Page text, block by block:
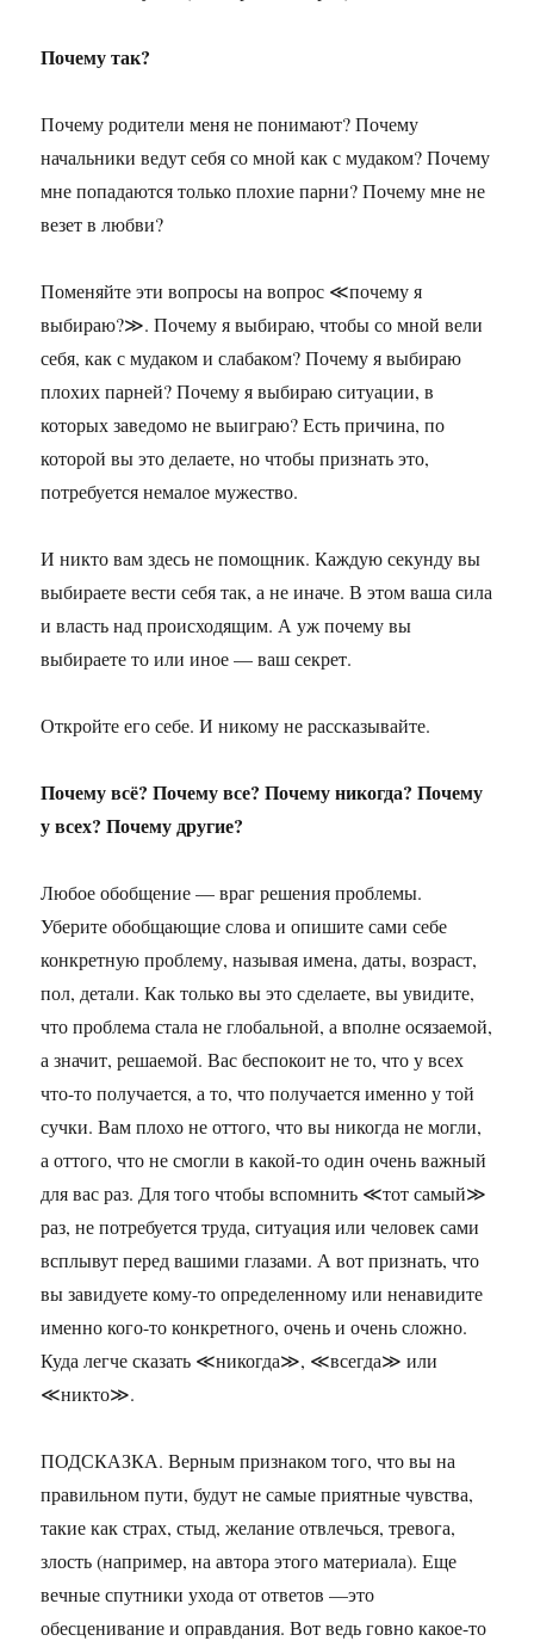
Почему так?
Почему родители меня не понимают? Почему
начальники ведут себя со мной как с мудаком? Почему
мне попадаются только плохие парни? Почему мне не
везет в любви?
Поменяйте эти вопросы на вопрос ≪почему я
выбираю?≫. Почему я выбираю, чтобы со мной вели
себя, как с мудаком и слабаком? Почему я выбираю
плохих парней? Почему я выбираю ситуации, в
которых заведомо не выиграю? Есть причина, по
которой вы это делаете, но чтобы признать это,
потребуется немалое мужество.
И никто вам здесь не помощник. Каждую секунду вы
выбираете вести себя так, а не иначе. В этом ваша сила
и власть над происходящим. А уж почему вы
выбираете то или иное — ваш секрет.
Откройте его себе. И никому не рассказывайте.
Почему всё? Почему все? Почему никогда? Почему
у всех? Почему другие?
Любое обобщение — враг решения проблемы.
Уберите обобщающие слова и опишите сами себе
конкретную проблему, называя имена, даты, возраст,
пол, детали. Как только вы это сделаете, вы увидите,
что проблема стала не глобальной, а вполне осязаемой,
а значит, решаемой. Вас беспокоит не то, что у всех
что-то получается, а то, что получается именно у той
сучки. Вам плохо не оттого, что вы никогда не могли,
а оттого, что не смогли в какой-то один очень важный
для вас раз. Для того чтобы вспомнить ≪тот самый≫
раз, не потребуется труда, ситуация или человек сами
всплывут перед вашими глазами. А вот признать, что
вы завидуете кому-то определенному или ненавидите
именно кого-то конкретного, очень и очень сложно.
Куда легче сказать ≪никогда≫, ≪всегда≫ или
≪никто≫.
ПОДСКАЗКА. Верным признаком того, что вы на
правильном пути, будут не самые приятные чувства,
такие как страх, стыд, желание отвлечься, тревога,
злость (например, на автора этого материала). Еще
вечные спутники ухода от ответов —это
обесценивание и оправдания. Вот ведь говно какое-то